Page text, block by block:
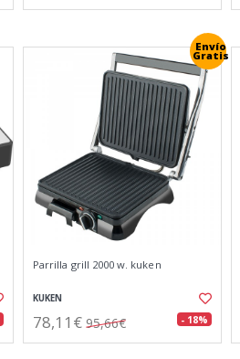
Envío
Gratis
Parrilla grill 2000 w. kuken
KUKEN
78,11€ 95,66€ - 18%